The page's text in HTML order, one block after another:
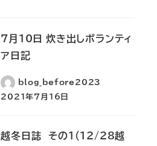
7月10日 炊き出しボランティ
ア日記
blog_before2023
2021年7月16日
越冬日誌 その１(12/28越